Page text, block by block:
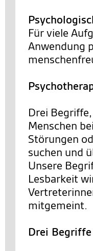
Für viele
Anwendung
Drei
Menschen
Störungen
suchen und
Unsere
Lesbarkeit
mitgemeint.
Drei